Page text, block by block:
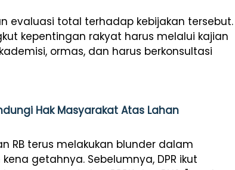
evaluasi total terhadap kebijakan tersebut.
kepentingan rakyat harus melalui kajian
ormas, dan harus berkonsultasi
Hak Masyarakat Atas Lahan
RB terus melakukan blunder dalam
getahnya. Sebelumnya, DPR ikut